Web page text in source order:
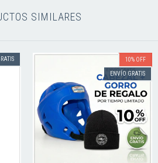
SIMILARES
10% OFF
ENVÍO GRATIS